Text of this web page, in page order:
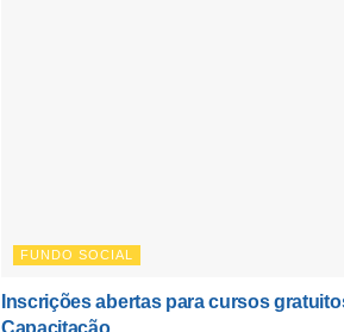
FUNDO SOCIAL
Inscrições abertas para cursos
Capacitação